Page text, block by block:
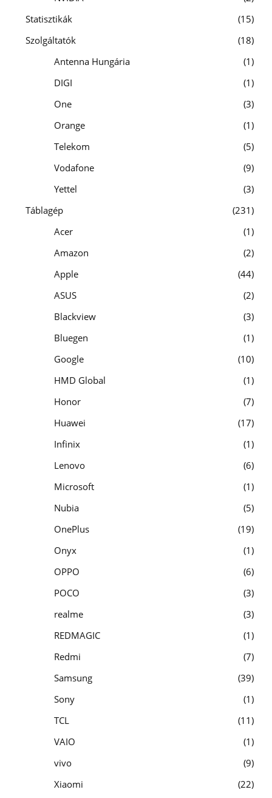
Statisztikák
15
Szolgáltatók
18
Antenna Hungária
1
DIGI
1
One
3
Orange
1
Telekom
5
Vodafone
9
Yettel
3
Táblagép
231
Acer
1
Amazon
2
Apple
44
ASUS
2
Blackview
3
Bluegen
1
Google
10
HMD Global
1
Honor
7
Huawei
17
Infinix
1
Lenovo
6
Microsoft
1
Nubia
5
OnePlus
19
Onyx
1
OPPO
6
POCO
3
realme
3
REDMAGIC
1
Redmi
7
Samsung
39
Sony
1
TCL
11
VAIO
1
vivo
9
Xiaomi
22